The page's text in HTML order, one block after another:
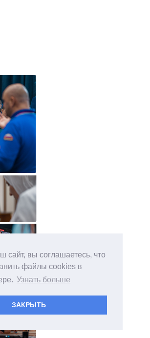
сайт, вы соглашаетесь, что
файлы cookies в
Узнать больше
ЗАКРЫТЬ